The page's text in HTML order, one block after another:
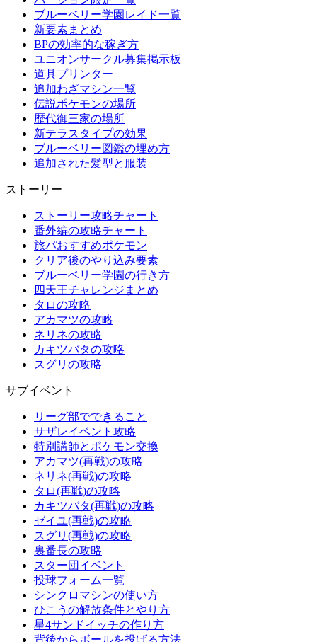
ブルーベリー学園レイド一覧
新要素まとめ
BPの効率的な稼ぎ方
ユニオンサークル募集掲示板
道具プリンター
追加わざマシン一覧
伝説ポケモンの場所
歴代御三家の場所
新テラスタイプの効果
ブルーベリー図鑑の埋め方
追加された髪型と服装
ストーリー
ストーリー攻略チャート
番外編の攻略チャート
旅パおすすめポケモン
クリア後のやり込み要素
ブルーベリー学園の行き方
四天王チャレンジまとめ
タロの攻略
アカマツの攻略
ネリネの攻略
カキツバタの攻略
スグリの攻略
サブイベント
リーグ部でできること
サザレイベント攻略
特別講師とポケモン交換
アカマツ(再戦)の攻略
ネリネ(再戦)の攻略
タロ(再戦)の攻略
カキツバタ(再戦)の攻略
ゼイユ(再戦)の攻略
スグリ(再戦)の攻略
裏番長の攻略
スター団イベント
投球フォーム一覧
シンクロマシンの使い方
ひこうの解放条件とやり方
星4サンドイッチの作り方
背後からボールを投げる方法